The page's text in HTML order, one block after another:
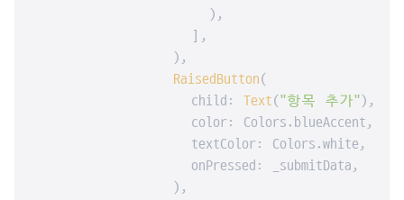
                    ),
                  ],
                ),
RaisedButton(
                  child:
Text("항목 추가"),
                  color: Colors.blueAccent,
                  textColor: Colors.white,
                  onPressed: _submitData,
                ),